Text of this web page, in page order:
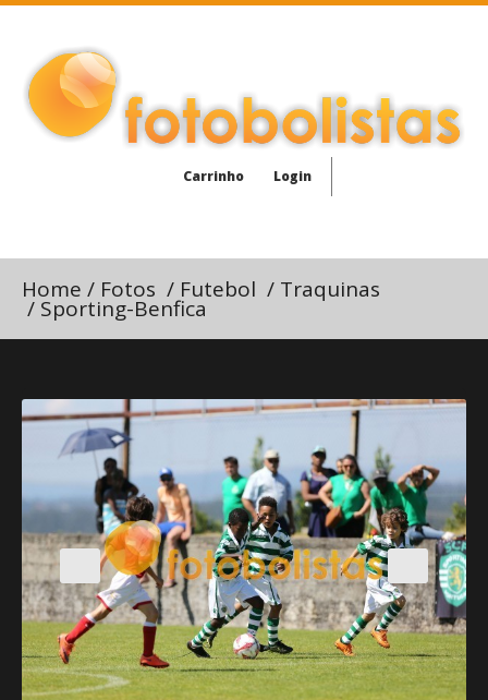
Carrinho Login
Home / Fotos / Futebol / Traquinas
/ Sporting-Benfica